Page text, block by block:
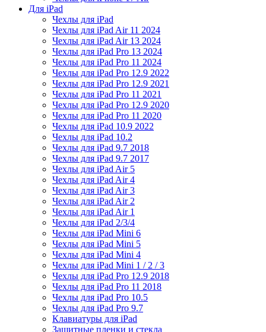
Для iPad
Чехлы для iPad
Чехлы для iPad Air 11 2024
Чехлы для iPad Air 13 2024
Чехлы для iPad Pro 13 2024
Чехлы для iPad Pro 11 2024
Чехлы для iPad Pro 12.9 2022
Чехлы для iPad Pro 12.9 2021
Чехлы для iPad Pro 11 2021
Чехлы для iPad Pro 12.9 2020
Чехлы для iPad Pro 11 2020
Чехлы для iPad 10.9 2022
Чехлы для iPad 10.2
Чехлы для iPad 9.7 2018
Чехлы для iPad 9.7 2017
Чехлы для iPad Air 5
Чехлы для iPad Air 4
Чехлы для iPad Air 3
Чехлы для iPad Air 2
Чехлы для iPad Air 1
Чехлы для iPad 2/3/4
Чехлы для iPad Mini 6
Чехлы для iPad Mini 5
Чехлы для iPad Mini 4
Чехлы для iPad Mini 1 / 2 / 3
Чехлы для iPad Pro 12.9 2018
Чехлы для iPad Pro 11 2018
Чехлы для iPad Pro 10.5
Чехлы для iPad Pro 9.7
Клавиатуры для iPad
Защитные пленки и стекла